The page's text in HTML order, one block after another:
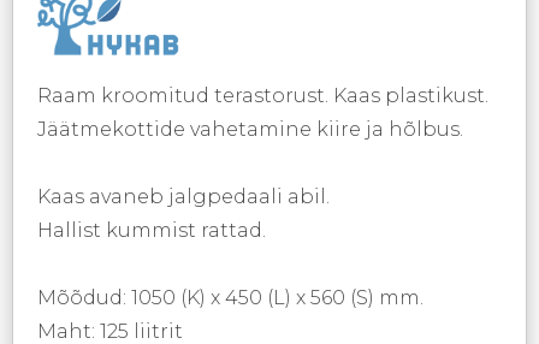
Raam kroomitud terastorust. Kaas plastikust.
Jäätmekottide vahetamine kiire ja hõlbus.
Kaas avaneb jalgpedaali abil.
Hallist kummist rattad.
Mõõdud: 1050 (K) x 450 (L) x 560 (S) mm.
Maht: 125 liitrit